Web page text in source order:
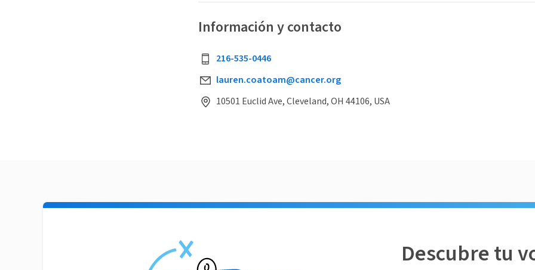
Información y contacto
216-535-0446
lauren.coatoam@cancer.org
10501 Euclid Ave, Cleveland, OH 44106, USA
Descubre tu